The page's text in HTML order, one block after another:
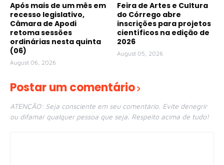
Após mais de um mês em
recesso legislativo,
Câmara de Apodi
retoma sessões
ordinárias nesta quinta
(06)
August 06, 2026
Feira de Artes e Cultura
do Córrego abre
inscrições para projetos
científicos na edição de
2026
August 05, 2026
Postar um comentário
ATENÇÃO: Seja consciente em seu comentário. Evite denegrir
ou difamar qualquer pessoa que seja. Respeito acima de tudo!